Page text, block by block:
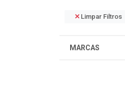
Limpar Filtros
MARCAS